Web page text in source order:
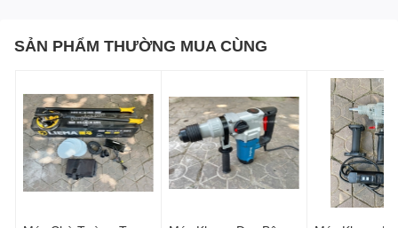
SẢN PHẨM THƯỜNG MUA CÙNG